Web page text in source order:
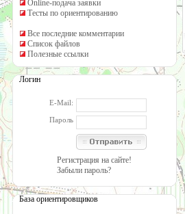
Online-подача заявки
Тесты по ориентированию
Все последние комментарии
Список файлов
Полезные ссылки
Логин
E-Mail:
Пароль
Регистрация на сайте!
Забыли пароль?
База ориентировщиков